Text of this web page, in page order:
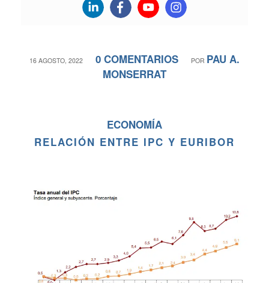
16 AGOSTO, 2022
/ 0 COMENTARIOS
/ POR PAU A.
MONSERRAT
ECONOMÍA
RELACIÓN ENTRE IPC Y EURIBOR